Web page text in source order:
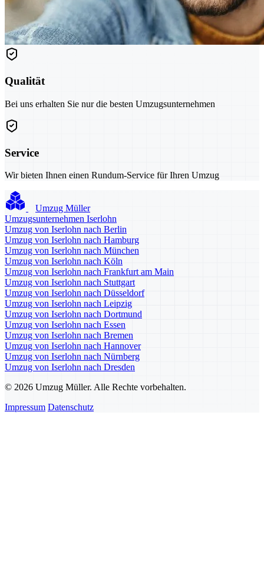
Qualität
Bei uns erhalten Sie nur die besten Umzugsunternehmen
Service
Wir bieten Ihnen einen Rundum-Service für Ihren Umzug
Umzug Müller
Umzugsunternehmen Iserlohn
Umzug von Iserlohn nach Berlin
Umzug von Iserlohn nach Hamburg
Umzug von Iserlohn nach München
Umzug von Iserlohn nach Köln
Umzug von Iserlohn nach Frankfurt am Main
Umzug von Iserlohn nach Stuttgart
Umzug von Iserlohn nach Düsseldorf
Umzug von Iserlohn nach Leipzig
Umzug von Iserlohn nach Dortmund
Umzug von Iserlohn nach Essen
Umzug von Iserlohn nach Bremen
Umzug von Iserlohn nach Hannover
Umzug von Iserlohn nach Nürnberg
Umzug von Iserlohn nach Dresden
© 2026 Umzug Müller. Alle Rechte vorbehalten.
Impressum Datenschutz